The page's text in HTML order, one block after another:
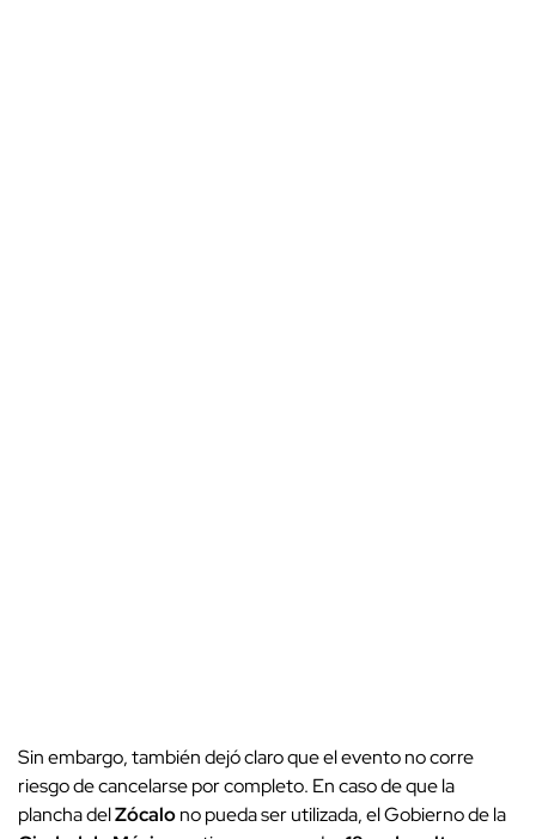
Sin embargo, también dejó claro que el evento no corre
riesgo de cancelarse por completo. En caso de que la
plancha delZócalono pueda ser utilizada, el Gobierno de la